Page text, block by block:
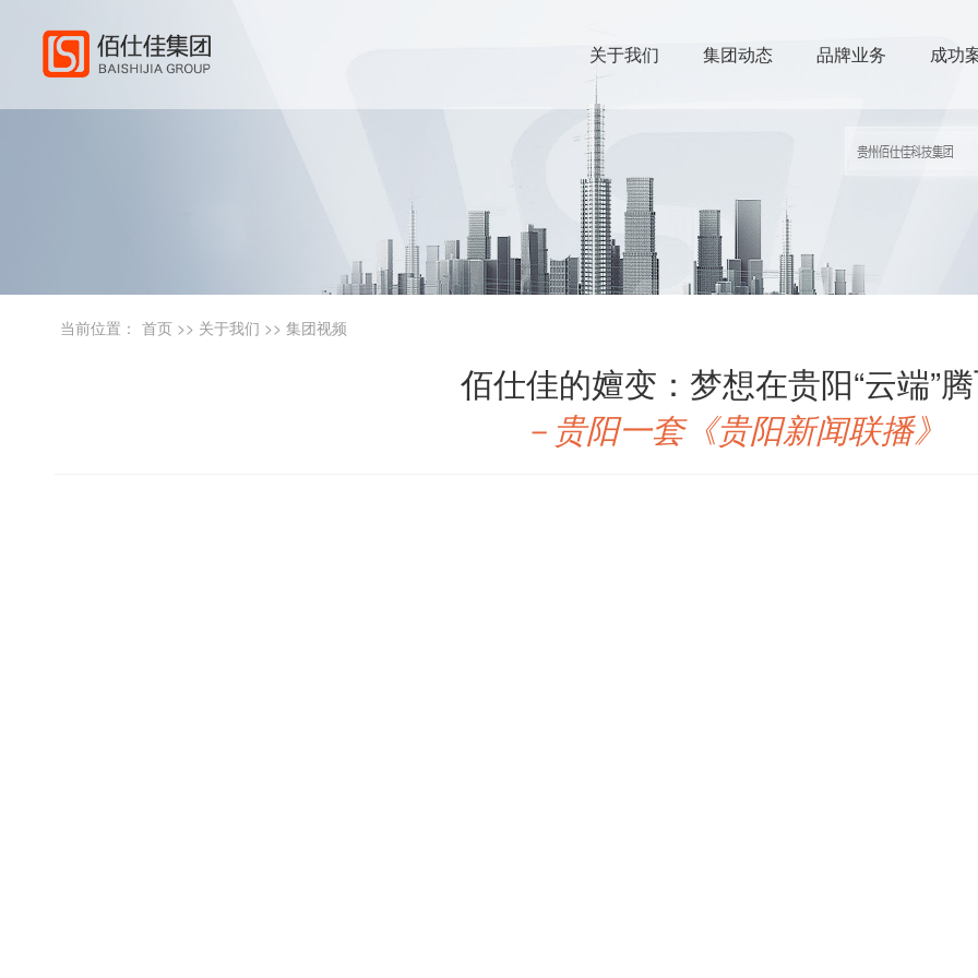
关于我们 集团动态 品牌业务 成功
热点关键词： 智慧纪检 智慧旅游（弱电集成） 文化传媒
当前位置： 首页 >> 关于我们 >> 集团视频
佰仕佳的嬗变：梦想在贵阳“云端”
－贵阳一套《贵阳新闻联播》